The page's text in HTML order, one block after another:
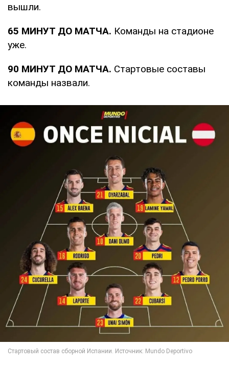
вышли.
65 МИНУТ ДО МАТЧА. Команды на стадионе
уже.
90 МИНУТ ДО МАТЧА. Стартовые составы
команды назвали.